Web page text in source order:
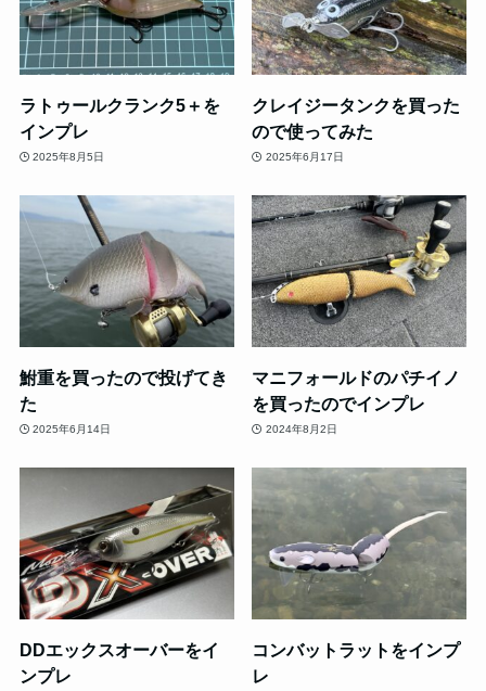
ラトゥールクランク5＋を
インプレ
2025年8月5日
クレイジータンクを買った
ので使ってみた
2025年6月17日
鮒重を買ったので投げてき
た
2025年6月14日
マニフォールドのパチイノ
を買ったのでインプレ
2024年8月2日
DDエックスオーバーをイ
ンプレ
コンバットラットをインプ
レ